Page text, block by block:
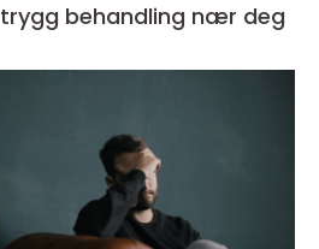
Tannlege osterøy trygg behandling nær deg